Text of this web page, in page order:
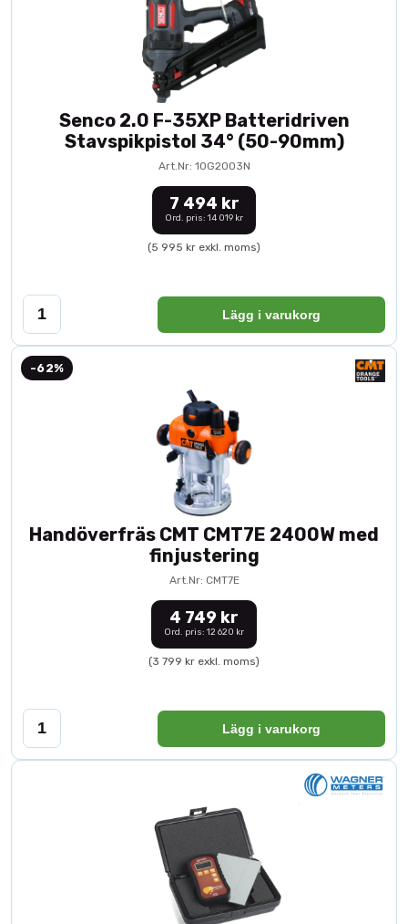
Senco 2.0 F-35XP Batteridriven
Stavspikpistol 34° (50-90mm)
Art.Nr: 10G2003N
7 494 kr
Ord. pris: 14 019 kr
(5 995 kr exkl. moms)
Lägg i varukorg
-62%
Handöverfräs CMT CMT7E 2400W med
finjustering
Art.Nr: CMT7E
4 749 kr
Ord. pris: 12 620 kr
(3 799 kr exkl. moms)
Lägg i varukorg